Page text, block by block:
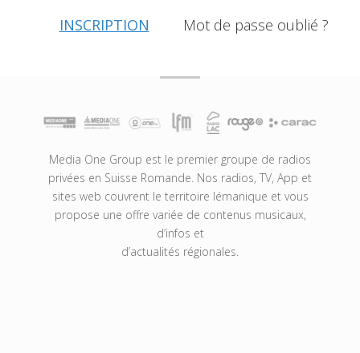
INSCRIPTION Mot de passe oublié ?
Media One Group est le premier groupe de radios
privées en Suisse Romande. Nos radios, TV, App et
sites web couvrent le territoire lémanique et vous
propose une offre variée de contenus musicaux,
d’infos et
d’actualités régionales.